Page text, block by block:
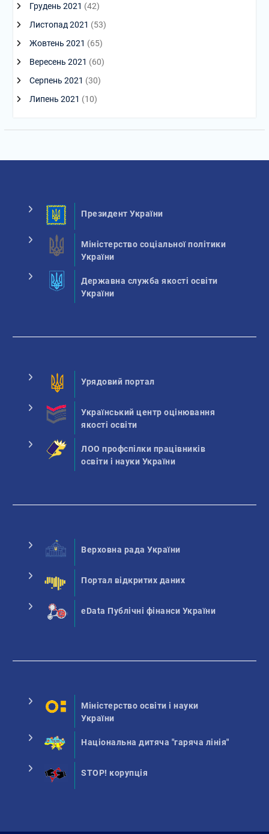
Грудень 2021 (42)
Листопад 2021 (53)
Жовтень 2021 (65)
Вересень 2021 (60)
Серпень 2021 (30)
Липень 2021 (10)
Президент України
Міністерство соціальної політики
України
Державна служба якості освіти
України
Урядовий портал
Український центр оцінювання
якості освіти
ЛОО профспілки працівників
освіти і науки України
Верховна рада України
Портал відкритих даних
eData Публічні фінанси України
Міністерство освіти і науки
України
Національна дитяча "гаряча лінія"
STOP! корупція